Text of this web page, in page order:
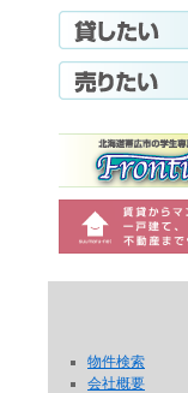
物件検索
会社概要